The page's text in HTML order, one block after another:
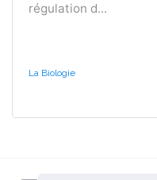
régulation d...
La Biologie